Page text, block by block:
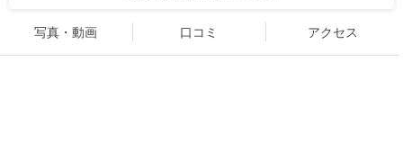
写真・動画 口コミ アクセス